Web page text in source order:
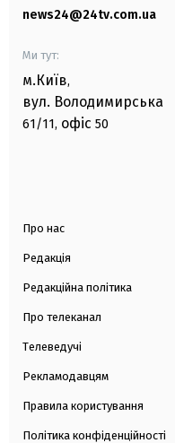
news24@24tv.com.ua
Ми тут:
м.Київ,
вул. Володимирська
61/11, офіс 50
Про нас
Редакція
Редакційна політика
Про телеканал
Телеведучі
Рекламодавцям
Правила користування
Політика конфіденційності